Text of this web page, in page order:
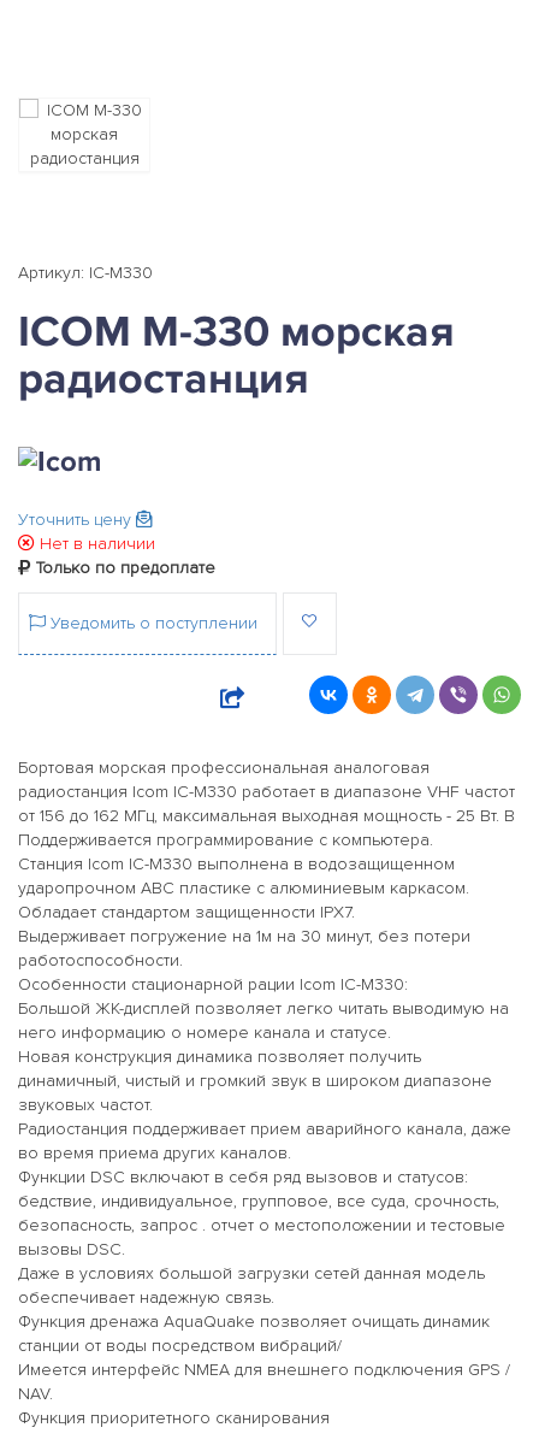
Артикул: IC-M330
ICOM M-330 морская
радиостанция
Уточнить цену
Нет в наличии
Только по предоплате
Уведомить о поступлении
Бортовая морская профессиональная аналоговая
радиостанция Icom IC-M330 работает в диапазоне VHF частот
от 156 до 162 МГц, максимальная выходная мощность - 25 Вт. В
Поддерживается программирование с компьютера.
Станция Icom IC-M330 выполнена в водозащищенном
ударопрочном ABC пластике с алюминиевым каркасом.
Обладает стандартом защищенности IPX7.
Выдерживает погружение на 1м на 30 минут, без потери
работоспособности.
Особенности стационарной рации Icom IC-M330:
Большой ЖК-дисплей позволяет легко читать выводимую на
него информацию о номере канала и статусе.
Новая конструкция динамика позволяет получить
динамичный, чистый и громкий звук в широком диапазоне
звуковых частот.
Радиостанция поддерживает прием аварийного канала, даже
во время приема других каналов.
Функции DSC включают в себя ряд вызовов и статусов:
бедствие, индивидуальное, групповое, все суда, срочность,
безопасность, запрос . отчет о местоположении и тестовые
вызовы DSC.
Даже в условиях большой загрузки сетей данная модель
обеспечивает надежную связь.
Функция дренажа AquaQuake позволяет очищать динамик
станции от воды посредством вибраций/
Имеется интерфейс NMEA для внешнего подключения GPS /
NAV.
Функция приоритетного сканирования